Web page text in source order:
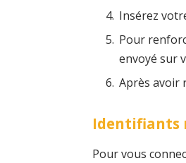
Insérez
Pour
envoyé sur
Après avoir
Identifiants
Pour vous